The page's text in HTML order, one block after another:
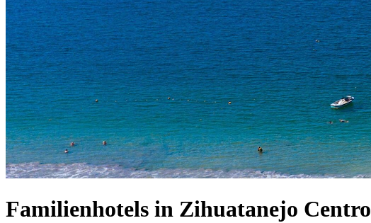
Familienhotels in Zihuatanejo Centro